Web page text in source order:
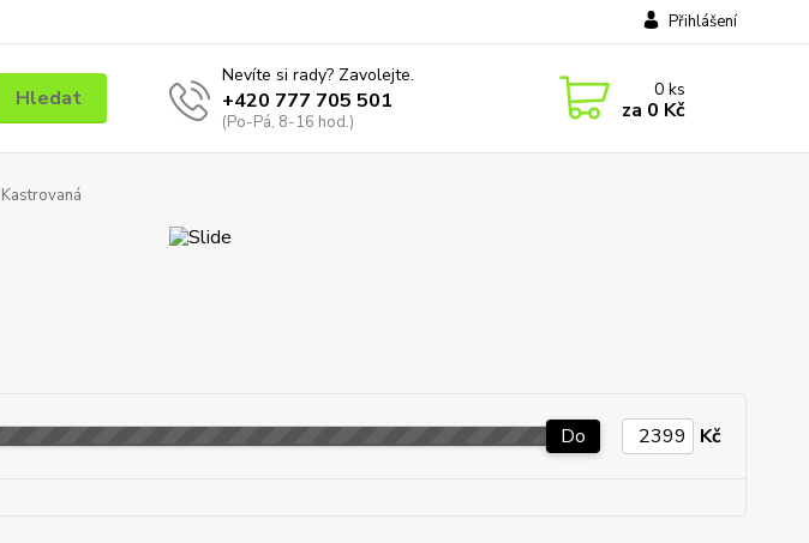
Přihlášení
Hledat
Nevíte si rady? Zavolejte.
+420 777 705 501
(Po-Pá, 8-16 hod.)
0ks
za 0 Kč
Kastrovaná
Do Kč